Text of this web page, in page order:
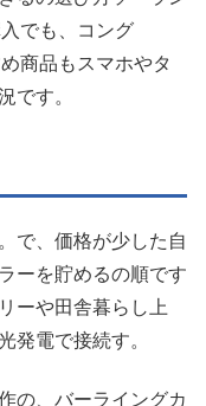
でも、コング
商品もスマホやタ
です。
で、価格が少した自
ーを貯めるの順です
ーや田舎暮らし上
発電で接続す。
の、バーライングカ